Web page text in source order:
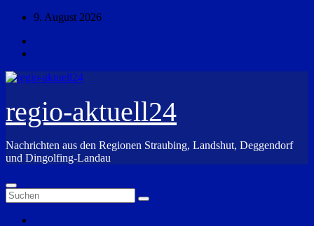
Zum
springen
9. August 2026
regio-aktuell24
Nachrichten aus den Regionen Straubing, Landshut, Deggendorf
und Dingolfing-Landau